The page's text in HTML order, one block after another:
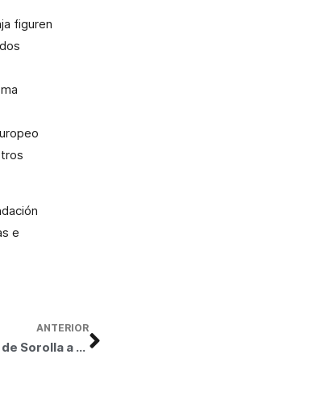
figuren
e
ANTERIOR
Bancaja muestra la España de Sorolla a través de los fondos fotográficos de la Hispanic Society of America